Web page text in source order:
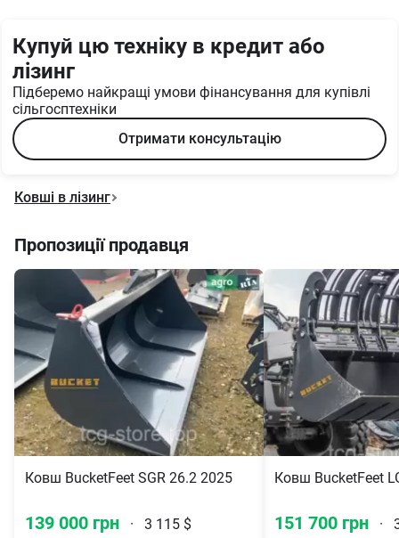
Купуй цю техніку в кредит або
лізинг
Підберемо найкращі умови фінансування для купівлі
сільгосптехніки
Отримати консультацію
Ковші в лізинг
Пропозиції продавця
Ковш BucketFeet SGR 26.2 2025
139 000 грн · 3 115 $
Ковш BucketFeet
151 700 грн ·